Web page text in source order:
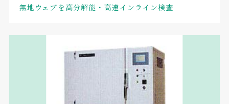
無地ウェブを高分解能・高速インライン検査